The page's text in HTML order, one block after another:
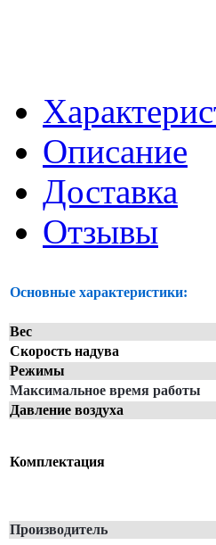
Описание
Доставка
Отзывы
Основные характеристики:
Вес
Скорость надува
Режимы
Максимальное время работы
Давление воздуха
Комплектация
Производитель